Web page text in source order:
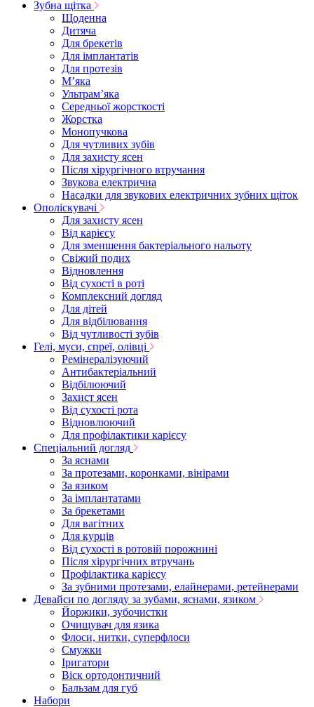
Зубна щітка
Щоденна
Дитяча
Для брекетів
Для імплантатів
Для протезів
Мʼяка
Ультрамʼяка
Середньої жорсткості
Жорстка
Монопучкова
Для чутливих зубів
Для захисту ясен
Після хірургічного втручання
Звукова електрична
Насадки для звукових електричних зубних щіток
Ополіскувачі
Для захисту ясен
Від карієсу
Для зменшення бактеріального нальоту
Свіжий подих
Відновлення
Від сухості в роті
Комплексний догляд
Для дітей
Для відбілювання
Від чутливості зубів
Гелі, муси, спреї, олівці
Ремінералізуючий
Антибактеріальний
Відбілюючий
Захист ясен
Від сухості рота
Відновлюючий
Для профілактики карієсу
Спеціальний догляд
За яснами
За протезами, коронками, вінірами
За язиком
За імплантатами
За брекетами
Для вагітних
Для курців
Від сухості в ротовій порожнині
Після хірургічних втручань
Профілактика карієсу
За зубними протезами, елайнерами, ретейнерами
Девайси по догляду за зубами, яснами, язиком
Йоржики, зубочистки
Очищувач для язика
Флоси, нитки, суперфлоси
Смужки
Іригатори
Віск ортодонтичний
Бальзам для губ
Набори